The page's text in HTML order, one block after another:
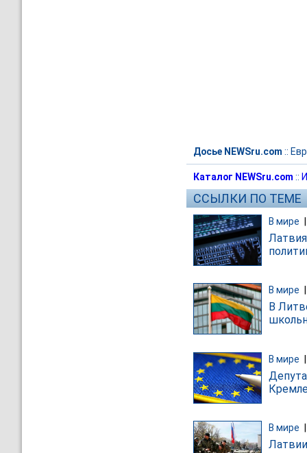
Досье NEWSru.com ::
Каталог NEWSru.com ::
ССЫЛКИ ПО ТЕМЕ
В мире
В мире
В
В мире
В мире